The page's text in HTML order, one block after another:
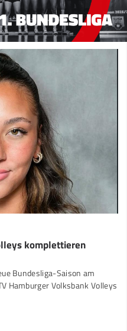
komplettieren
Bundesliga-Saison am
Hamburger Volksbank Volleys